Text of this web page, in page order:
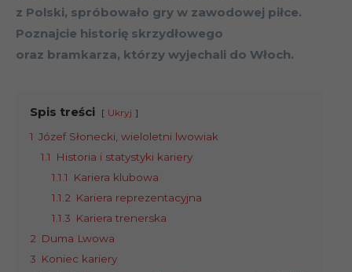
z Polski, spróbowało gry w zawodowej piłce.
Poznajcie historię skrzydłowego
oraz bramkarza, którzy wyjechali do Włoch.
Spis treści Ukryj
1 Józef Słonecki, wieloletni lwowiak
1.1
Historia i statystyki kariery
1.1.1
Kariera klubowa
1.1.2 Kariera reprezentacyjna
1.1.3 Kariera trenerska
2 Duma Lwowa
3 Koniec kariery